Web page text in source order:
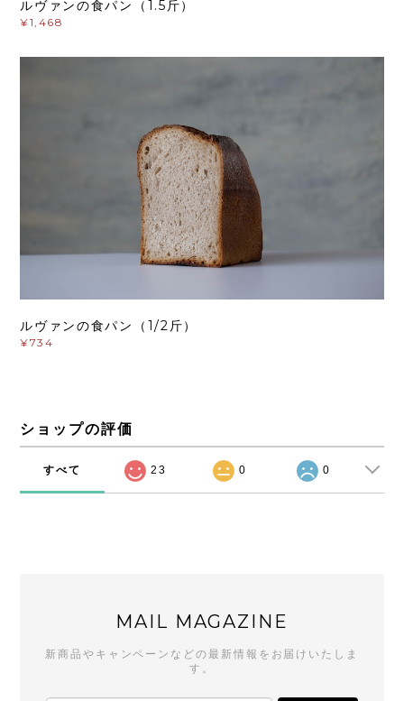
ルヴァンの食パン（1.5斤）
¥1,468
ルヴァンの食パン（1/2斤）
¥734
ショップの評価
すべて 23 0 0
MAIL MAGAZINE
新商品やキャンペーンなどの最新情報をお届けいたしま
す。